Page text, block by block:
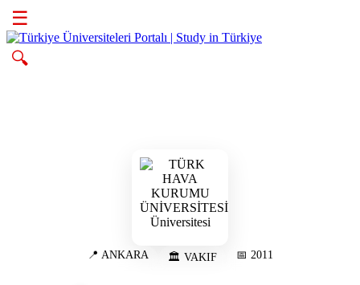
☰
🔍
📍 ANKARA 🏛️ VAKIF 📅 2011